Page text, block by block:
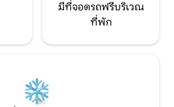
มีที่จอดรถฟรีบริเวณ
ที่พัก